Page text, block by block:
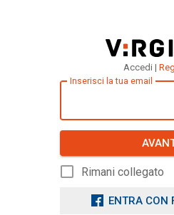
Accedi |
Inserisci la tua email
Rimani collegato
ENTRA CON